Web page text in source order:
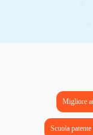
Migliore
Scuola